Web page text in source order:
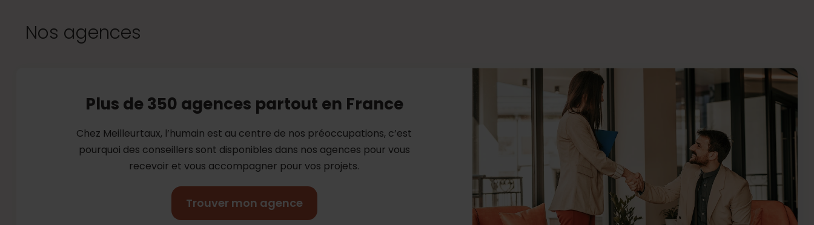
Nos agences
Plus de 350 agences partout en France
Chez Meilleurtaux, l’humain est au centre de nos préoccupations, c’est
pourquoi des conseillers sont disponibles dans nos agences pour vous
recevoir et vous accompagner pour vos projets.
Trouver mon agence